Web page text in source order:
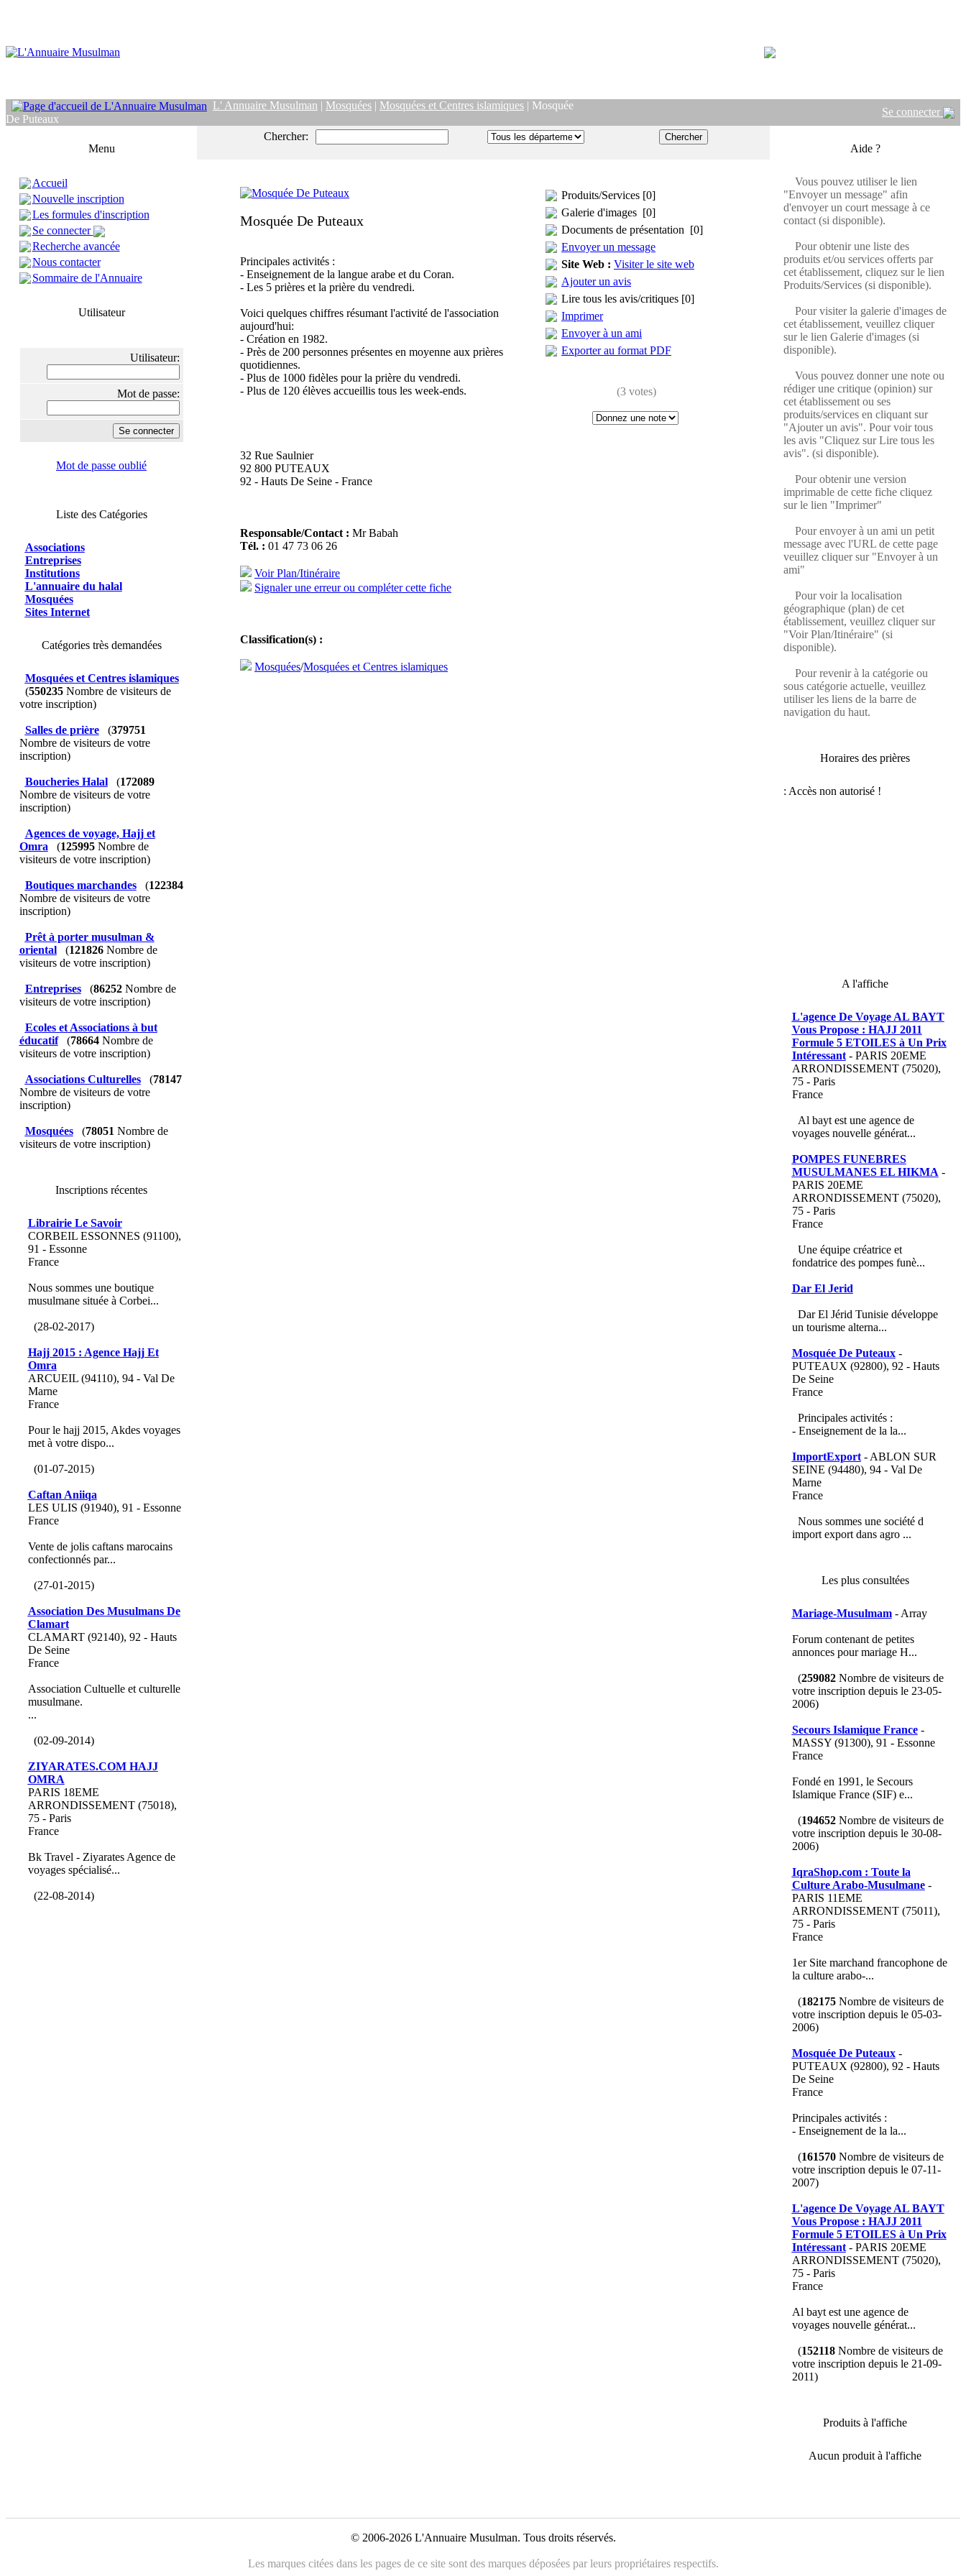
L' Annuaire Musulman | Mosquées | Mosquées et Centres islamiques | Mosquée
De Puteaux
Se connecter
Menu
Accueil
Nouvelle inscription
Les formules d'inscription
Se connecter
Recherche avancée
Nous contacter
Sommaire de l'Annuaire
Utilisateur
Utilisateur:
Mot de passe:
Mot de passe oublié
Liste des Catégories
Associations
Entreprises
Institutions
L'annuaire du halal
Mosquées
Sites Internet
Catégories très demandées
Mosquées et Centres islamiques
(550235Nombre de visiteurs de
votre inscription)
Salles de prière (379751
Nombre de visiteurs de votre
inscription)
Boucheries Halal (172089
Nombre de visiteurs de votre
inscription)
Agences de voyage, Hajj et
Omra
(125995Nombre de
visiteurs de votre inscription)
Boutiques marchandes (122384
Nombre de visiteurs de votre
inscription)
Prêt à porter musulman &
oriental
(121826Nombre de
visiteurs de votre inscription)
Entreprises (86252Nombre de
visiteurs de votre inscription)
Ecoles et Associations à but
éducatif
(78664Nombre de
visiteurs de votre inscription)
Associations Culturelles (78147
Nombre de visiteurs de votre
inscription)
Mosquées (78051 Nombre de
visiteurs de votre inscription)
Inscriptions récentes
Librairie Le Savoir
CORBEIL ESSONNES (91100),
91 - Essonne
France
Nous sommes une boutique
musulmane située à Corbei...
(28-02-2017)
Hajj 2015 : Agence Hajj Et
Omra
ARCUEIL (94110), 94 - Val De
Marne
France
Pour le hajj 2015, Akdes voyages
met à votre dispo...
(01-07-2015)
Caftan Aniiqa
LES ULIS (91940), 91 - Essonne
France
Vente de jolis caftans marocains
confectionnés par...
(27-01-2015)
Association Des Musulmans De
Clamart
CLAMART (92140), 92 - Hauts
De Seine
France
Association Cultuelle et culturelle
musulmane.
...
(02-09-2014)
ZIYARATES.COM HAJJ
OMRA
PARIS 18EME
ARRONDISSEMENT (75018),
75 - Paris
France
Bk Travel - Ziyarates Agence de
voyages spécialisé...
(22-08-2014)
Chercher:
Mosquée De Puteaux
Principales activités :
- Enseignement de la langue arabe et du Coran.
- Les 5 prières et la prière du vendredi.
Voici quelques chiffres résumant l'activité de l'association
aujourd'hui:
- Création en 1982.
- Près de 200 personnes présentes en moyenne aux prières
quotidiennes.
- Plus de 1000 fidèles pour la prière du vendredi.
- Plus de 120 élèves accueillis tous les week-ends.
32 Rue Saulnier
92 800 PUTEAUX
92 - Hauts De Seine - France
Responsable/Contact : Mr Babah
Tél. : 01 47 73 06 26
Voir Plan/Itinéraire
Signaler une erreur ou compléter cette fiche
Classification(s) :
Mosquées/Mosquées et Centres islamiques
Produits/Services [0]
Galerie d'images [0]
Documents de présentation [0]
Envoyer un message
Site Web : Visiter le site web
Ajouter un avis
Lire tous les avis/critiques [0]
Imprimer
Envoyer à un ami
Exporter au format PDF
(3 votes)
Aide ?
Vous pouvez utiliser le lien
"Envoyer un message" afin
d'envoyer un court message à ce
contact (si disponible).
Pour obtenir une liste des
produits et/ou services offerts par
cet établissement, cliquez sur le lien
Produits/Services (si disponible).
Pour visiter la galerie d'images de
cet établissement, veuillez cliquer
sur le lien Galerie d'images (si
disponible).
Vous pouvez donner une note ou
rédiger une critique (opinion) sur
cet établissement ou ses
produits/services en cliquant sur
"Ajouter un avis". Pour voir tous
les avis "Cliquez sur Lire tous les
avis". (si disponible).
Pour obtenir une version
imprimable de cette fiche cliquez
sur le lien "Imprimer"
Pour envoyer à un ami un petit
message avec l'URL de cette page
veuillez cliquer sur "Envoyer à un
ami"
Pour voir la localisation
géographique (plan) de cet
établissement, veuillez cliquer sur
"Voir Plan/Itinéraire" (si
disponible).
Pour revenir à la catégorie ou
sous catégorie actuelle, veuillez
utiliser les liens de la barre de
navigation du haut.
Horaires des prières
A l'affiche
L'agence De Voyage AL BAYT
Vous Propose : HAJJ 2011
Formule 5 ETOILES à Un Prix
Intéressant- PARIS 20EME
ARRONDISSEMENT (75020),
75 - Paris
France
Al bayt est une agence de
voyages nouvelle générat...
POMPES FUNEBRES
MUSULMANES EL HIKMA -
PARIS 20EME
ARRONDISSEMENT (75020),
75 - Paris
France
Une équipe créatrice et
fondatrice des pompes funè...
Dar El Jerid
Dar El Jérid Tunisie développe
un tourisme alterna...
Mosquée De Puteaux-
PUTEAUX (92800), 92 - Hauts
De Seine
France
Principales activités :
- Enseignement de la la...
ImportExport- ABLON SUR
SEINE (94480), 94 - Val De
Marne
France
Nous sommes une société d
import export dans agro ...
Les plus consultées
Mariage-Musulmam- Array
Forum contenant de petites
annonces pour mariage H...
(259082Nombre de visiteurs de
votre inscription depuis le 23-05-
2006)
Secours Islamique France-
MASSY (91300), 91 - Essonne
France
Fondé en 1991, le Secours
Islamique France (SIF) e...
(194652Nombre de visiteurs de
votre inscription depuis le 30-08-
2006)
IqraShop.com : Toute la
Culture Arabo-Musulmane-
PARIS 11EME
ARRONDISSEMENT (75011),
75 - Paris
France
1er Site marchand francophone de
la culture arabo-...
(182175Nombre de visiteurs de
votre inscription depuis le 05-03-
2006)
Mosquée De Puteaux-
PUTEAUX (92800), 92 - Hauts
De Seine
France
Principales activités :
- Enseignement de la la...
(161570Nombre de visiteurs de
votre inscription depuis le 07-11-
2007)
L'agence De Voyage AL BAYT
Vous Propose : HAJJ 2011
Formule 5 ETOILES à Un Prix
Intéressant- PARIS 20EME
ARRONDISSEMENT (75020),
75 - Paris
France
Al bayt est une agence de
voyages nouvelle générat...
(152118Nombre de visiteurs de
votre inscription depuis le 21-09-
2011)
Produits à l'affiche
Aucun produit à l'affiche
© 2006-2026 L'Annuaire Musulman. Tous droits réservés.
Les marques citées dans les pages de ce site sont des marques déposées par leurs propriétaires respectifs.